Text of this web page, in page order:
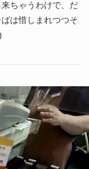
ちゃうわけで、だ
は惜しまれつつそ